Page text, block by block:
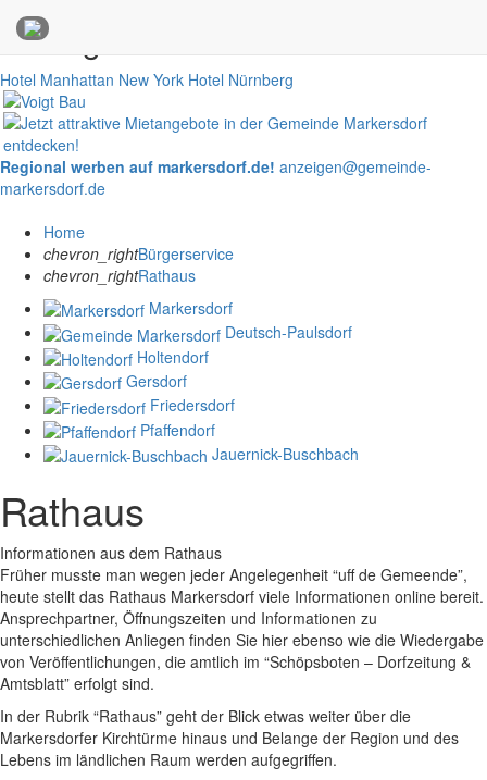
Anzeigen
Hotel Manhattan New York Hotel Nürnberg
Regional werben auf markersdorf.de! anzeigen@gemeinde-
markersdorf.de
Home
chevron_rightBürgerservice
chevron_rightRathaus
Markersdorf
Deutsch-Paulsdorf
Holtendorf
Gersdorf
Friedersdorf
Pfaffendorf
Jauernick-Buschbach
Rathaus
Informationen aus dem Rathaus
Früher musste man wegen jeder Angelegenheit “uff de Gemeende”,
heute stellt das Rathaus Markersdorf viele Informationen online bereit.
Ansprechpartner, Öffnungszeiten und Informationen zu
unterschiedlichen Anliegen finden Sie hier ebenso wie die Wiedergabe
von Veröffentlichungen, die amtlich im “Schöpsboten – Dorfzeitung &
Amtsblatt” erfolgt sind.
In der Rubrik “Rathaus” geht der Blick etwas weiter über die
Markersdorfer Kirchtürme hinaus und Belange der Region und des
Lebens im ländlichen Raum werden aufgegriffen.